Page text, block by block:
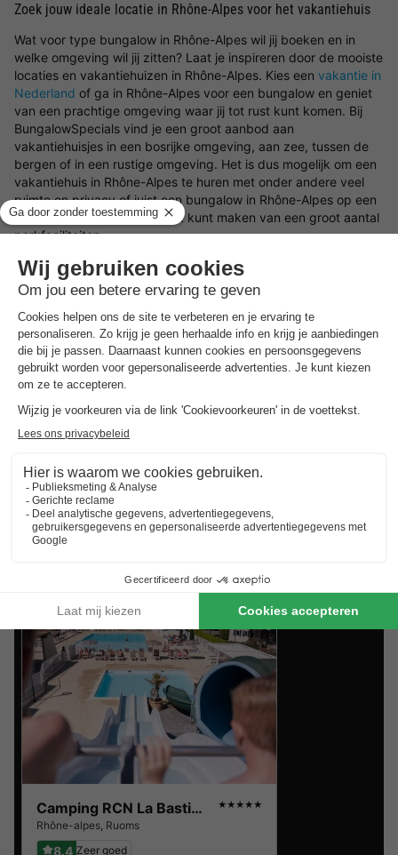
Zoek jouw ideale locatie in Rhône-Alpes voor het vakantiehuis
Wat voor type bungalow in Rhône-Alpes wil jij boeken en in
welke omgeving wil jij zitten? Laat je inspireren door de mooiste
locaties en vakantiehuizen in Rhône-Alpes. Kies een vakantie in
Nederland of ga in Rhône-Alpes voor een bungalow en geniet
van een prachtige omgeving waar jij tot rust kunt komen. Bij
BungalowSpecials vind je een groot aanbod aan
vakantiehuisjes in een bosrijke omgeving, aan zee, tussen de
bergen of in een rustige omgeving. Het is dus mogelijk om een
vakantiehuis in Rhône-Alpes te huren met onder andere veel
ruimte en privacy of juist een bungalow in Rhône-Alpes op een
vakantiepark waar je gebruik kunt maken van een groot aantal
parkfaciliteiten.
Boek in Rhône-Alpes een type bungalow naar wens
Ben jij op zoek naar een type vakantiehuisje in Rhône-Alpes?
Dan zijn er een verscheidenheid aan type bungalows in Rhône-
Alpes om te huren. Kies bijvoorbeeld voor een luxe
vakantiehuis, een bungalow aan het water of een
vakantiewoning op een kindvriendelijk vakantiepark. Waar je
ook voor kiest, met een vakantiehuisje in Rhône-Alpes en de
aanbiedingen van BungalowSpecialszit je altijd goed!
Best beoordeelde vakantieparken in
Rhône-Alpes
Vind de selectie van vakantieparken in Rhône-Alpes met
de beste reviews.
Camping RCN La Bastide en Ardèche ★★★★★
Rhône-alpes, Ruoms
8.4 Zeer goed